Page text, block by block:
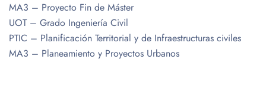
MA3 – Proyecto Fin de Máster
UOT – Grado Ingeniería Civil
PTIC – Planificación Territorial y de Infraestructuras civiles
MA3 – Planeamiento y Proyectos Urbanos